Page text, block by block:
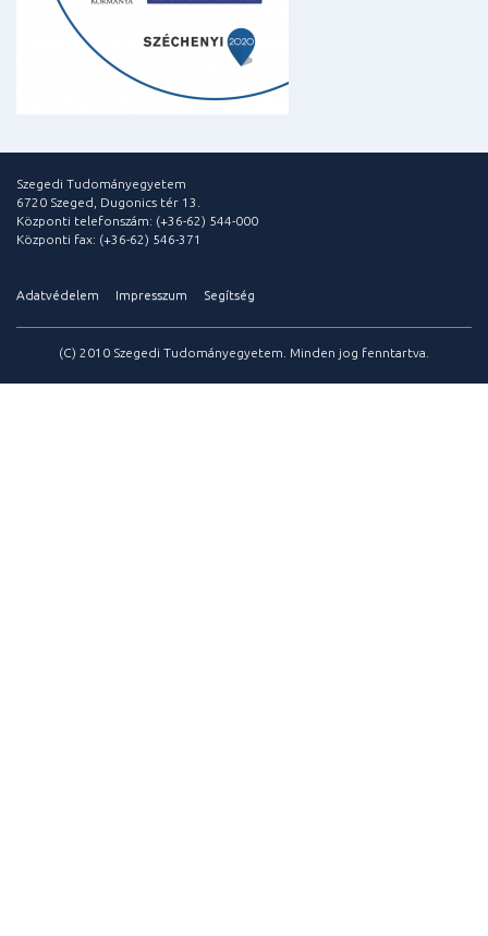
Szegedi Tudományegyetem
6720 Szeged, Dugonics tér 13.
Központi telefonszám: (+36-62) 544-000
Központi fax: (+36-62) 546-371
Adatvédelem Impresszum Segítség
(C) 2010 Szegedi Tudományegyetem. Minden jog fenntartva.